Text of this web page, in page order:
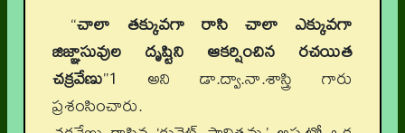
“చాలా తక్కువగా రాసి చాలా ఎక్కువగా
జిజ్ఞాసువుల దృష్టిని ఆకర్షించిన రచయిత
చక్రవేణు”1 అని డా.ద్వా.నా.శాస్త్రి గారు
ప్రశంసించారు.